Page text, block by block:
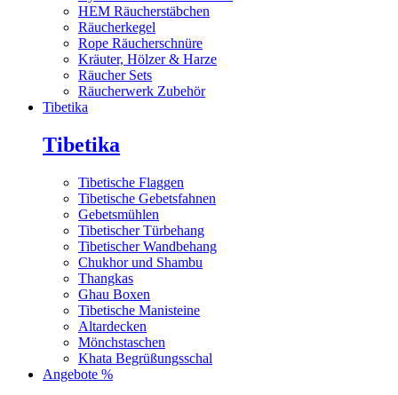
HEM Räucherstäbchen
Räucherkegel
Rope Räucherschnüre
Kräuter, Hölzer & Harze
Räucher Sets
Räucherwerk Zubehör
Tibetika
Tibetika
Tibetische Flaggen
Tibetische Gebetsfahnen
Gebetsmühlen
Tibetischer Türbehang
Tibetischer Wandbehang
Chukhor und Shambu
Thangkas
Ghau Boxen
Tibetische Manisteine
Altardecken
Mönchstaschen
Khata Begrüßungsschal
Angebote %